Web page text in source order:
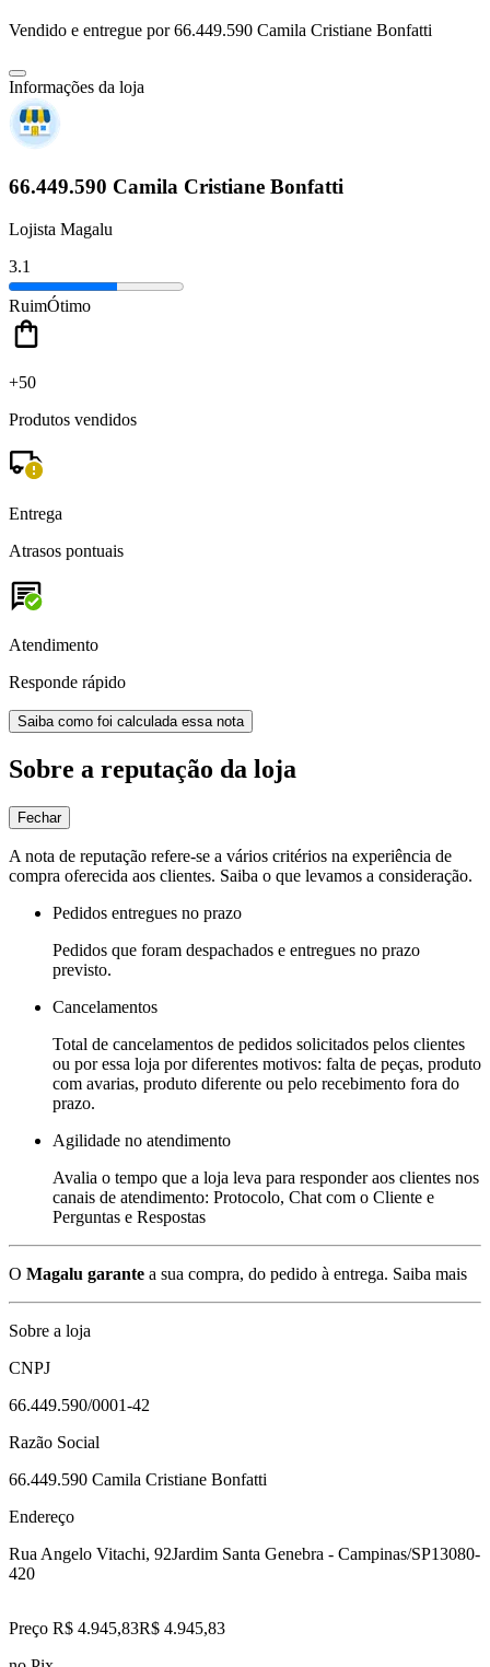
Vendido e entregue por 66.449.590 Camila Cristiane Bonfatti
Informações da loja
66.449.590 Camila Cristiane Bonfatti
Lojista Magalu
3.1
RuimÓtimo
+50
Produtos vendidos
Entrega
Atrasos pontuais
Atendimento
Responde rápido
Saiba como foi calculada essa nota
Sobre a reputação da loja
Fechar
A nota de reputação refere-se a vários critérios na experiência de
compra oferecida aos clientes. Saiba o que levamos a consideração.
Pedidos entregues no prazo
Pedidos que foram despachados e entregues no prazo
previsto.
Cancelamentos
Total de cancelamentos de pedidos solicitados pelos clientes
ou por essa loja por diferentes motivos: falta de peças, produto
com avarias, produto diferente ou pelo recebimento fora do
prazo.
Agilidade no atendimento
Avalia o tempo que a loja leva para responder aos clientes nos
canais de atendimento: Protocolo, Chat com o Cliente e
Perguntas e Respostas
O Magalu garante a sua compra, do pedido à entrega. Saiba mais
Sobre a loja
CNPJ
66.449.590/0001-42
Razão Social
66.449.590 Camila Cristiane Bonfatti
Endereço
Rua Angelo Vitachi, 92Jardim Santa Genebra - Campinas/SP13080-
420
Preço R$ 4.945,83R$ 4.945,83